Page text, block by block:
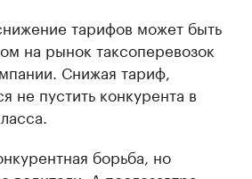
тарифов может быть
на рынок таксоперевозок
Снижая тариф,
не пустить конкурента в
борьба, но